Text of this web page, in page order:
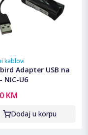
kablovi
Adapter USB na
NIC-U6
KM
Dodaj u korpu